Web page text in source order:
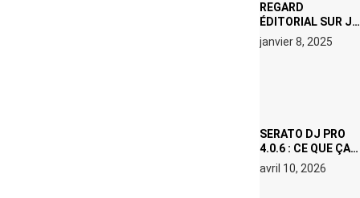
REGARD
ÉDITORIAL SUR JE
M’APPELLE TIM
(NETFLIX) : AVICII,
janvier 8, 2025
SERATO DJ PRO
4.0.6 : CE QUE ÇA
CHANGE, MÊME SI
VOUS N’ÊTES NI
avril 10, 2026